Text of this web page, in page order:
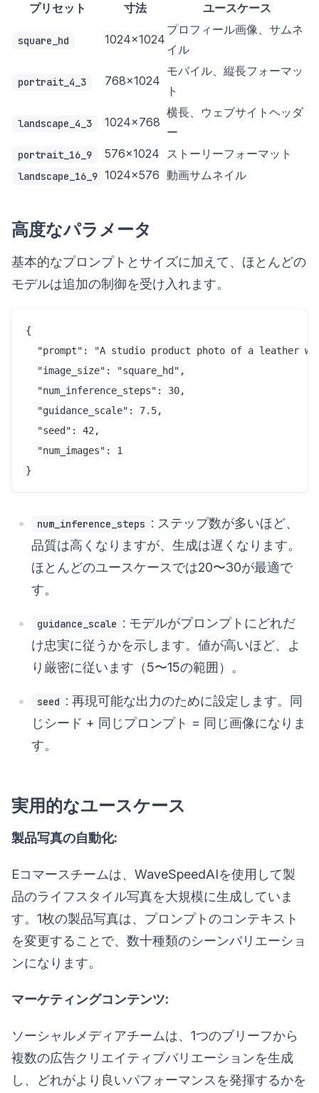
プリセット 寸法 ユースケース
square_hd 1024×1024
プロフィール画像、サムネ
イル
portrait_4_3 768×1024
モバイル、縦長フォーマッ
ト
landscape_4_3 1024×768
横長、ウェブサイトヘッダ
ー
portrait_16_9 576×1024 ストーリーフォーマット
landscape_16_9 1024×576 動画サムネイル
高度なパラメータ
基本的なプロンプトとサイズに加えて、ほとんどの
モデルは追加の制御を受け入れます。
{
"prompt": "A studio product photo of a leather
  "image_size": "square_hd",
  "num_inference_steps": 30,
  "guidance_scale": 7.5,
  "seed": 42,
  "num_images": 1
num_inference_steps : ステップ数が多いほど、
品質は高くなりますが、生成は遅くなります。
ほとんどのユースケースでは20〜30が最適で
す。
guidance_scale : モデルがプロンプトにどれだ
け忠実に従うかを示します。値が高いほど、よ
り厳密に従います（5〜15の範囲）。
seed : 再現可能な出力のために設定します。同
じシード + 同じプロンプト = 同じ画像になりま
す。
実用的なユースケース
製品写真の自動化:
Eコマースチームは、WaveSpeedAIを使用して製
品のライフスタイル写真を大規模に生成していま
す。1枚の製品写真は、プロンプトのコンテキスト
を変更することで、数十種類のシーンバリエーショ
ンになります。
マーケティングコンテンツ:
ソーシャルメディアチームは、1つのブリーフから
複数の広告クリエイティブバリエーションを生成
し、どれがより良いパフォーマンスを発揮するかを